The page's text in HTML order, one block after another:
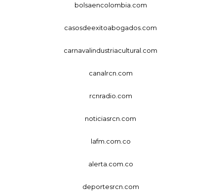
bolsaencolombia.com
casosdeexitoabogados.com
carnavalindustriacultural.com
canalrcn.com
rcnradio.com
noticiasrcn.com
lafm.com.co
alerta.com.co
deportesrcn.com